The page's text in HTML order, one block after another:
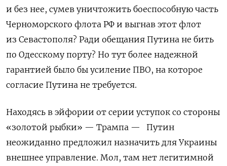
и без нее, сумев уничтожить боеспособную часть
Черноморского флота РФ и выгнав этот флот
из Севастополя? Ради обещания Путина не бить
по Одесскому порту? Но тут более надежной
гарантией было бы усиление ПВО, на которое
согласие Путина не требуется.
Находясь в эйфории от серии уступок со стороны
«золотой рыбки» — Трампа — Путин
неожиданно предложил назначить для Украины
внешнее управление. Мол, там нет легитимной